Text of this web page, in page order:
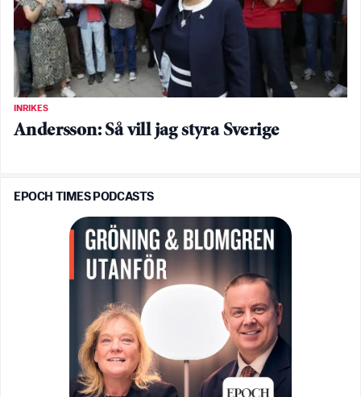
INRIKES
Andersson: Så vill jag styra Sverige
EPOCH TIMES PODCASTS